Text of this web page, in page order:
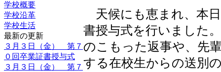
学校概要
学校沿革
学校生活
最新の更新
３月３日（金） 第７
０回卒業証書授与式
３月３日（金） 第７
天候にも恵まれ、本
書授与式を行いました
のこもった返事や、先
する在校生からの送別